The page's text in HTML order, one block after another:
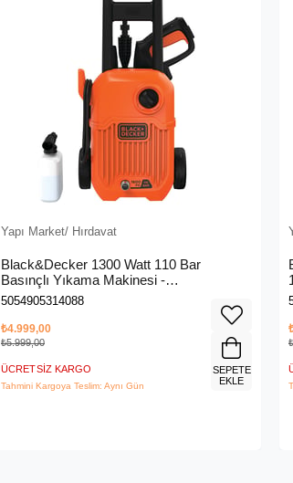
Yapı Market/ Hırdavat
Black&Decker 1300 Watt 110 Bar
Basınçlı Yıkama Makinesi -
(BEPW1300L-QS)
5054905314088
₺4.999,00
₺5.999,00
ÜCRETSIZ KARGO
Tahmini Kargoya Teslim: Aynı Gün
SEPETE
EKLE